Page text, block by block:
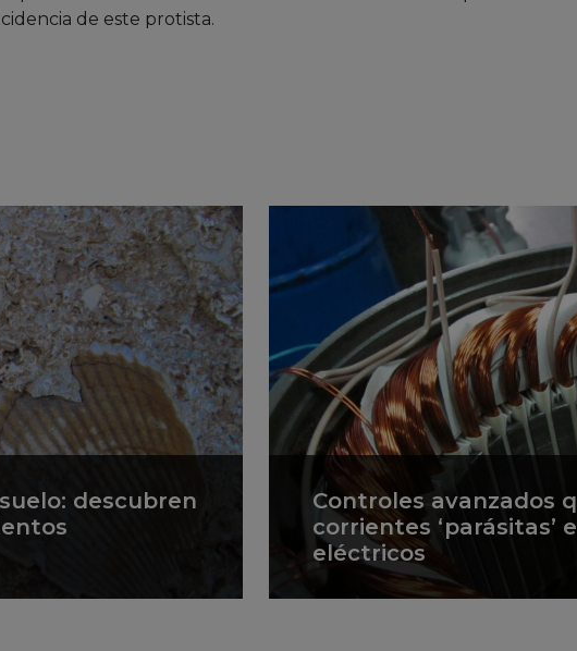
de este protista.
descubren
Controles avanzados
corrientes ‘parásitas’
eléctricos